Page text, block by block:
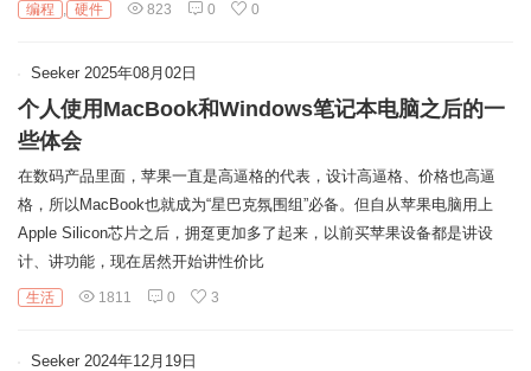
编程 , 硬件 823 0 0
Seeker 2025年08月02日
个人使用MacBook和Windows笔记本电脑之后的一
些体会
在数码产品里面，苹果一直是高逼格的代表，设计高逼格、价格也高逼
格，所以MacBook也就成为“星巴克氛围组”必备。但自从苹果电脑用上
Apple Silicon芯片之后，拥趸更加多了起来，以前买苹果设备都是讲设
计、讲功能，现在居然开始讲性价比
生活 1811 0 3
Seeker 2024年12月19日